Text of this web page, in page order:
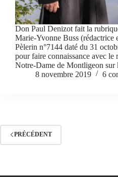
Don Paul Denizot fait la
Marie-Yvonne Buss (rédactrice
Pèlerin n°7144 daté du 31
pour faire connaissance avec le
Notre-Dame de Montligeon
8 novembre 2019
6
PRÉCÉDENT